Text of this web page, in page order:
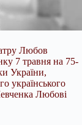
Любов
7 травня на 75-
України,
українського
Любові